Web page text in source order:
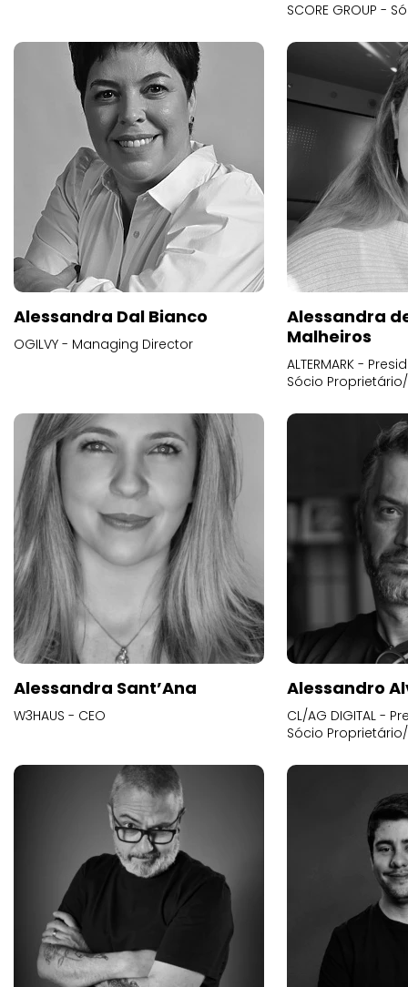
SCORE GROUP -
Alessandra Dal Bianco
OGILVY - Managing Director
Alessandra
Malheiros
ALTERMARK -
Sócio
Alessandra Sant’Ana
W3HAUS - CEO
Alessandro
CL/AG DIGITAL -
Sócio